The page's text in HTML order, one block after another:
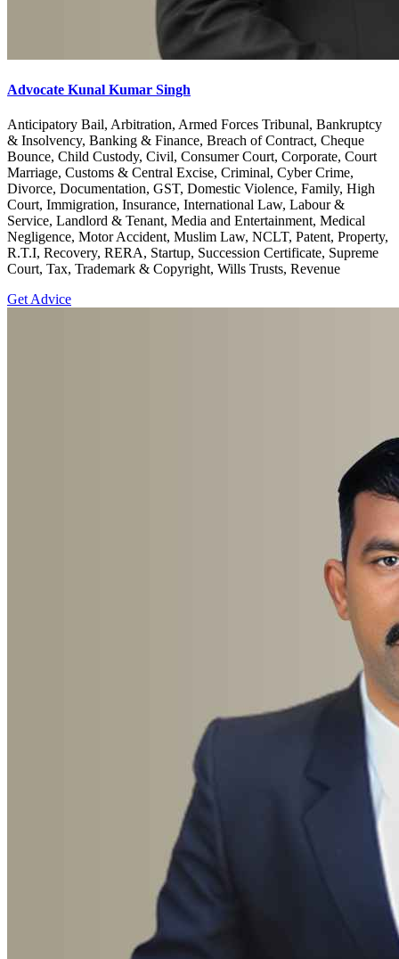
Advocate Kunal Kumar Singh
Anticipatory Bail, Arbitration, Armed Forces Tribunal, Bankruptcy
& Insolvency, Banking & Finance, Breach of Contract, Cheque
Bounce, Child Custody, Civil, Consumer Court, Corporate, Court
Marriage, Customs & Central Excise, Criminal, Cyber Crime,
Divorce, Documentation, GST, Domestic Violence, Family, High
Court, Immigration, Insurance, International Law, Labour &
Service, Landlord & Tenant, Media and Entertainment, Medical
Negligence, Motor Accident, Muslim Law, NCLT, Patent, Property,
R.T.I, Recovery, RERA, Startup, Succession Certificate, Supreme
Court, Tax, Trademark & Copyright, Wills Trusts, Revenue
Get Advice